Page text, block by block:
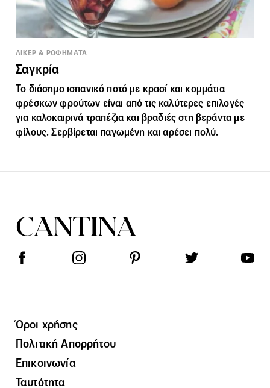
ΛΙΚΕΡ & ΡΟΦΗΜΑΤΑ
Σαγκρία
Το διάσημο ισπανικό ποτό με κρασί και κομμάτια
φρέσκων φρούτων είναι από τις καλύτερες επιλογές
για καλοκαιρινά τραπέζια και βραδιές στη βεράντα με
φίλους. Σερβίρεται παγωμένη και αρέσει πολύ.
Όροι χρήσης
Πολιτική Απορρήτου
Επικοινωνία
Ταυτότητα